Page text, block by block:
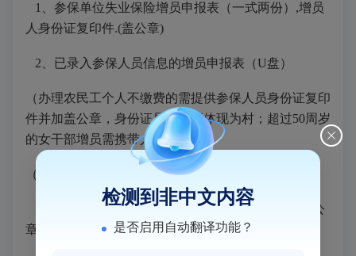
1、参保单位失业保险增员申报表（一式两份）,增员
人身份证复印件.(盖公章)
2、已录入参保人员信息的增员申报表（U盘）
（办理农民工个人不缴费的需提供参保人员身份证复印
件并加盖公章，身份证居住地须体现为村；超过50周岁
的女干部增员需携带人事档案）
（二）减员：
1、参保单位失业保险减员申报表（一式两份）(盖公
章)
检测到非中文内容
是否启用自动翻译功能？